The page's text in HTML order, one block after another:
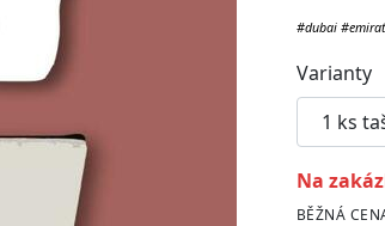
#dubai
Varianty
na
BĚŽNÁ